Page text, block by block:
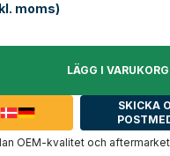
moms)
LÄGG I VARUKORG
SKICKA
OEM-kvalitet och